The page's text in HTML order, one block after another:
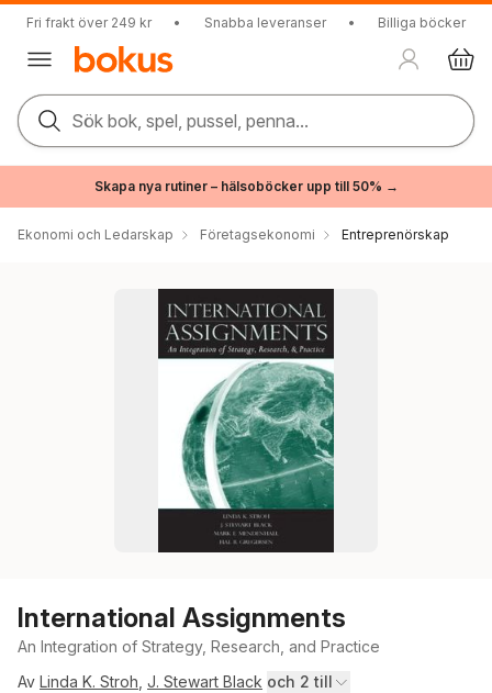
Fri frakt över 249 kr • Snabba leveranser • Billiga böcker
Sök bok, spel, pussel, penna...
Skapa nya rutiner – hälsoböcker upp till 50% →
Ekonomi och Ledarskap Företagsekonomi Entreprenörskap
International Assignments
An Integration of Strategy, Research, and Practice
Av Linda K. Stroh J. Stewart Black och 2 till